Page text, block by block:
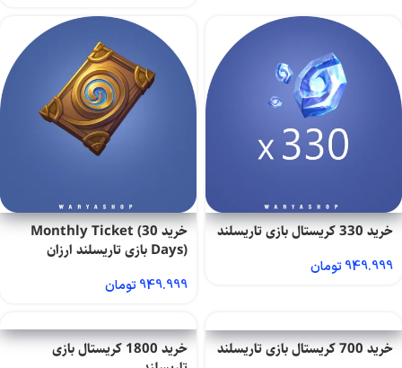
خرید 330 کریستال بازی تاریسلند
949.999تومان
خرید Monthly Ticket (30
Days) بازی تاریسلند ارزان
949.999تومان
خرید 700 کریستال بازی تاریسلند
خرید 1800 کریستال بازی